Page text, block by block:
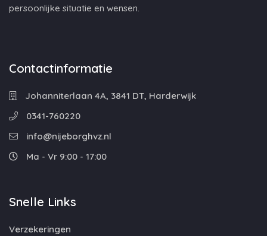
persoonlijke situatie en wensen.
Contactinformatie
Johanniterlaan 4A, 3841 DT, Harderwijk
0341-760220
info@nijeborghvz.nl
Ma - Vr 9:00 - 17:00
Snelle Links
Verzekeringen